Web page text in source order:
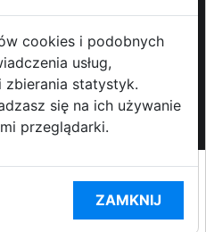
-Pomoc (FAQ)-Patronat
- Redakcja i
z mediami
strzyzowiak.pl,
akceptacjąRegulaminu
prywatności RODO
cookies i podobnych
usług,
zbierania statystyk.
się na ich używanie
przeglądarki.
ZAMKNIJ